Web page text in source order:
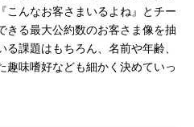
こんなお客さまいるよね』とチー
きる最大公約数のお客さま像を抽
課題はもちろん、名前や年齢、
趣味嗜好なども細かく決めていっ